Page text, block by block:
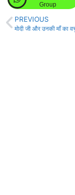
Group
PREVIOUS